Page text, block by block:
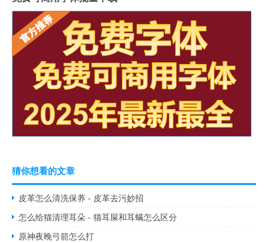
猜你想看的文章
皮革怎么清洗保养 - 皮革去污妙招
怎么给猫清理耳朵 - 猫耳屎和耳螨怎么区分
原神夜晚弓箭怎么打